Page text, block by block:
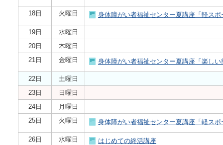
18日 火曜日 身体障がい者福祉センター夏講座「軽スポ
19日
水曜日
20日
木曜日
21日
金曜日 身体障がい者福祉センター夏講座「楽し
22日
土曜日
23日
日曜日
24日
月曜日
25日
火曜日 身体障がい者福祉センター夏講座「軽スポ
26日 水曜日 はじめての終活講座